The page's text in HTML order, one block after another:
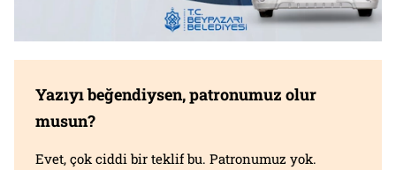
Yazıyı beğendiysen, patronumuz olur
musun?
Evet, çok ciddi bir teklif bu. Patronumuz yok.